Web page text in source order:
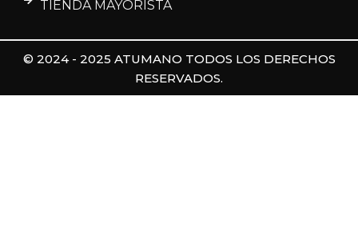
TIENDA MAYORISTA
© 2024 - 2025 ATUMANO TODOS LOS DERECHOS
RESERVADOS.